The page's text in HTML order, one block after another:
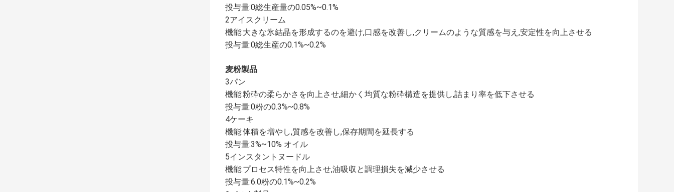
投与量:0総生産量の0.05%~0.1%
2アイスクリーム
機能:大きな氷結晶を形成するのを避け,口感を改善し,クリームのような質感を与え,安定性を向上させる
投与量:0総生産の0.1%~0.2%
麦粉製品
3パン
機能:粉砕の柔らかさを向上させ,細かく均質な粉砕構造を提供し,詰まり率を低下させる
投与量:0粉の0.3%~0.8%
4ケーキ
機能:体積を増やし,質感を改善し,保存期間を延長する
投与量:3%~10% オイル
5インスタントヌードル
機能:プロセス特性を向上させ,油吸収と調理損失を減少させる
投与量:6.0粉の0.1%~0.2%